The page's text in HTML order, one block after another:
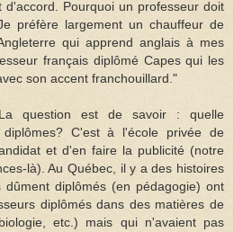
d'accord. Pourquoi un professeur doit
préfère largement un chauffeur de
qui apprend anglais à mes
français diplômé Capes qui les
son accent franchouillard."
question est de savoir : quelle
diplômes? C'est à l'école privée de
et d'en faire la publicité (notre
là). Au Québec, il y a des histoires
diplômés (en pédagogie) ont
diplômés dans des matières de
etc.) mais qui n'avaient pas